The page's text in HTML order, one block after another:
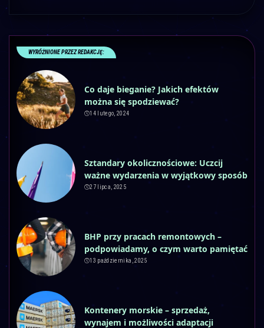
WYRÓŻNIONE PRZEZ REDAKCJĘ:
Co daje bieganie? Jakich efektów
można się spodziewać?
14 lutego, 2024
Sztandary okolicznościowe: Uczcij
ważne wydarzenia w wyjątkowy sposób
27 lipca, 2025
BHP przy pracach remontowych –
podpowiadamy, o czym warto pamiętać
13 października, 2025
Kontenery morskie – sprzedaż,
wynajem i możliwości adaptacji